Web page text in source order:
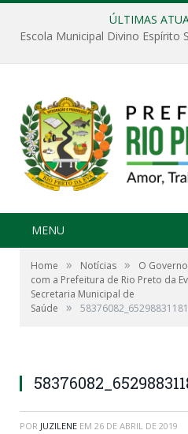
ÚLTIMAS
MENU
Home » Notícias »
O
com a Prefeitura de Rio Preto da
Secretaria Municipal de
Saúde
»
POR JUZILENE EM 26 DE ABRIL DE 2019